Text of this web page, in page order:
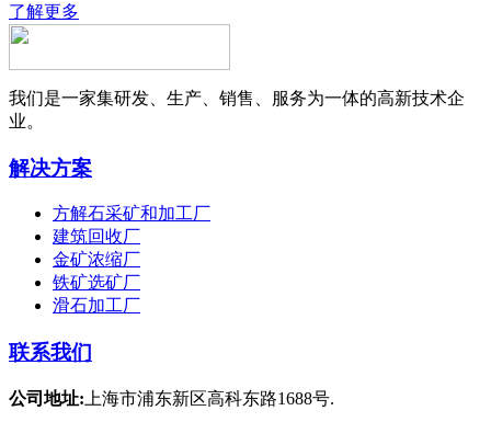
了解更多
我们是一家集研发、生产、销售、服务为一体的高新技术企
业。
解决方案
方解石采矿和加工厂
建筑回收厂
金矿浓缩厂
铁矿选矿厂
滑石加工厂
联系我们
公司地址: 上海市浦东新区高科东路1688号.